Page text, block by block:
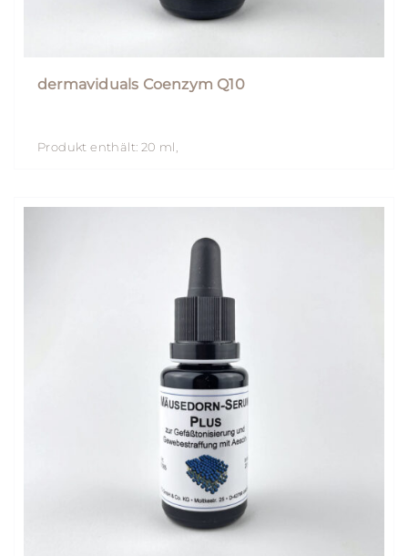
dermaviduals Coenzym Q10
Produkt enthält: 20 ml